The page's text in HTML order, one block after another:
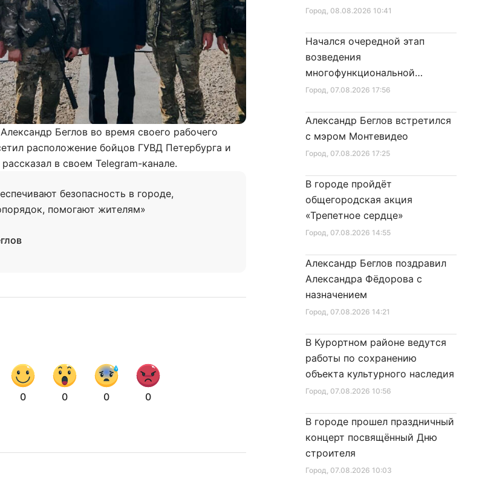
Беглов во время своего рабочего
расположение бойцов ГУВД Петербурга и
в своем Telegram-канале.
безопасность в городе,
помогают жителям»
0 0 0 0
Город, 08.08.2026 10:41
Город, 07.08.2026 17:56
Начался очередной этап
возведения
многофункциональной
площадки центра спорта
Город, 07.08.2026 17:25
Александр Беглов встретился
с мэром Монтевидео
Город, 07.08.2026 14:55
В городе пройдёт
общегородская акция
«Трепетное сердце»
Город, 07.08.2026 14:21
Александр Беглов поздравил
Александра Фёдорова с
назначением
Город, 07.08.2026 10:56
В Курортном районе ведутся
работы по сохранению
объекта культурного наследия
Город, 07.08.2026 10:03
В городе прошел праздничный
концерт посвящённый Дню
строителя